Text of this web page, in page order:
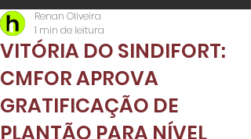
VITÓRIA DO SINDIFORT:
CMFOR APROVA
GRATIFICAÇÃO DE
PLANTÃO PARA NÍVEL
Renan Oliveira
1 min de leitura